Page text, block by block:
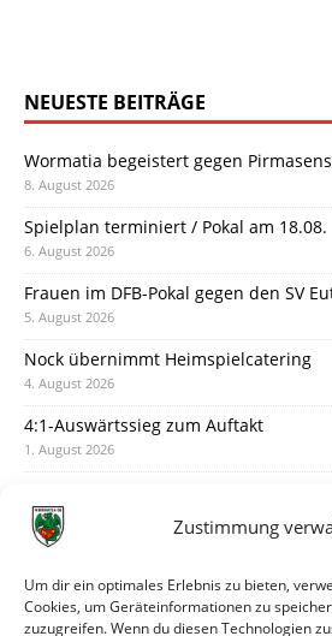
Zustimmung
Um dir ein optimales Erlebnis zu bieten,
Cookies, um Geräteinformationen zu
zuzugreifen. Wenn du diesen Technologien
NEUESTE BEITRÄGE
Wormatia begeistert gegen Pirmasens
8. August 2026
Spielplan terminiert / Pokal am 18.08.
6. August 2026
Frauen im DFB-Pokal gegen den SV
5. August 2026
Nock übernimmt Heimspielcatering
4. August 2026
4:1-Auswärtssieg zum Auftakt
1. August 2026
31. Juli 2026
30. Juli 2026
Deine Spielminute: 89+1